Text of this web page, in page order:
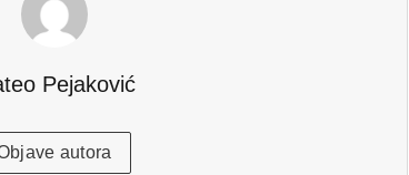
Pejaković
autora